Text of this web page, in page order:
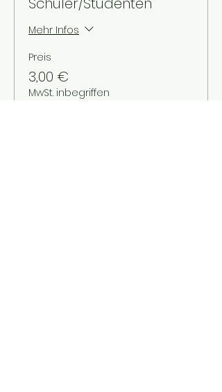
Mehr Infos
Preis
3,00 €
MwSt. inbegriffen